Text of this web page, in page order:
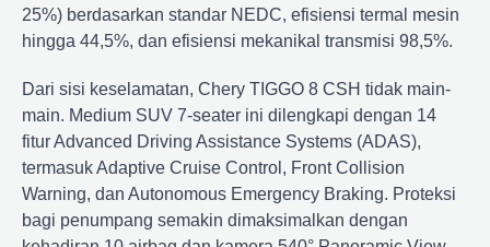
25%) berdasarkan standar NEDC, efisiensi termal mesin
hingga 44,5%, dan efisiensi mekanikal transmisi 98,5%.
Dari sisi keselamatan, Chery TIGGO 8 CSH tidak main-
main. Medium SUV 7-seater ini dilengkapi dengan 14
fitur Advanced Driving Assistance Systems (ADAS),
termasuk Adaptive Cruise Control, Front Collision
Warning, dan Autonomous Emergency Braking. Proteksi
bagi penumpang semakin dimaksimalkan dengan